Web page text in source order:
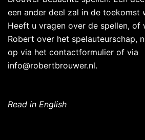
een ander deel zal in de toekomst
Heeft u vragen over de spellen,
Robert over het spelauteurschap,
op via het contactformulier of via
info@robertbrouwer.nl.
Read in English